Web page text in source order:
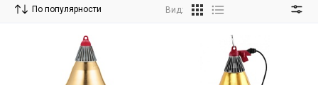
По популярности Вид: